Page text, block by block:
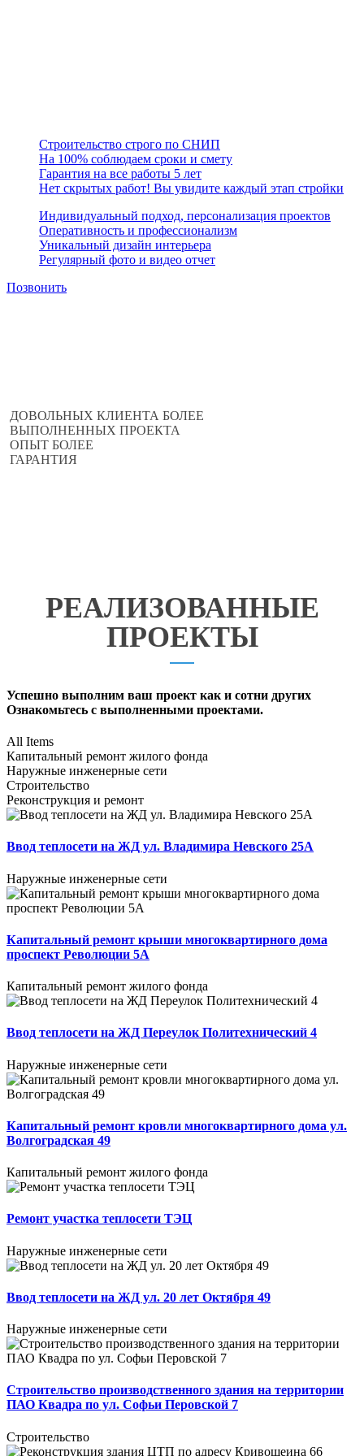
Строительство строго по СНИП
На 100% соблюдаем сроки и смету
Гарантия на все работы 5 лет
Нет скрытых работ! Вы увидите каждый этап стройки
Индивидуальный подход, персонализация проектов
Оперативность и профессионализм
Уникальный дизайн интерьера
Регулярный фото и видео отчет
Позвонить
ДОВОЛЬНЫХ КЛИЕНТА БОЛЕЕ
ВЫПОЛНЕННЫХ ПРОЕКТА
ОПЫТ БОЛЕЕ
ГАРАНТИЯ
РЕАЛИЗОВАННЫЕ
ПРОЕКТЫ
Успешно выполним ваш проект как и сотни других
Ознакомьтесь с выполненными проектами.
All Items
Капитальный ремонт жилого фонда
Наружные инженерные сети
Строительство
Реконструкция и ремонт
Ввод теплосети на ЖД ул. Владимира Невского 25А
Наружные инженерные сети
Капитальный ремонт крыши многоквартирного дома
проспект Революции 5А
Капитальный ремонт жилого фонда
Ввод теплосети на ЖД Переулок Политехнический 4
Наружные инженерные сети
Капитальный ремонт кровли многоквартирного дома ул.
Волгоградская 49
Капитальный ремонт жилого фонда
Ремонт участка теплосети ТЭЦ
Наружные инженерные сети
Ввод теплосети на ЖД ул. 20 лет Октября 49
Наружные инженерные сети
Строительство производственного здания на территории
ПАО Квадра по ул. Софьи Перовской 7
Строительство